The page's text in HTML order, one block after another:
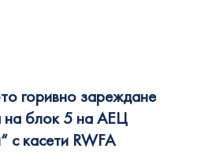
горивно зареждане
на блок 5 на АЕЦ
с касети RWFA